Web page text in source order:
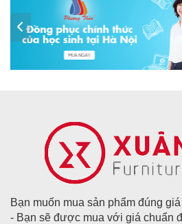
Bạn muốn mua sản phẩm đúng
- Bạn sẽ được mua với giá chuẩn